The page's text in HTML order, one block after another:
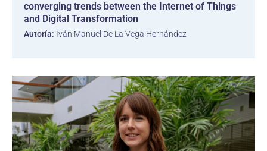
converging trends between the Internet of Things
and Digital Transformation
Autoría: Iván Manuel De La Vega Hernández